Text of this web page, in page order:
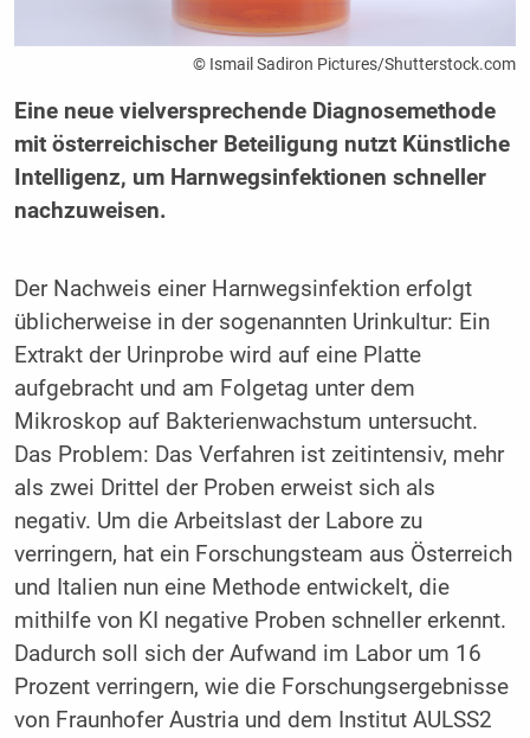
© Ismail Sadiron Pictures/Shutterstock.com
Eine neue vielversprechende Diagnosemethode
mit österreichischer Beteiligung nutzt Künstliche
Intelligenz, um Harnwegsinfektionen schneller
nachzuweisen.
Der Nachweis einer Harnwegsinfektion erfolgt
üblicherweise in der sogenannten Urinkultur: Ein
Extrakt der Urinprobe wird auf eine Platte
aufgebracht und am Folgetag unter dem
Mikroskop auf Bakterienwachstum untersucht.
Das Problem: Das Verfahren ist zeitintensiv, mehr
als zwei Drittel der Proben erweist sich als
negativ. Um die Arbeitslast der Labore zu
verringern, hat ein Forschungsteam aus Österreich
und Italien nun eine Methode entwickelt, die
mithilfe von KI negative Proben schneller erkennt.
Dadurch soll sich der Aufwand im Labor um 16
Prozent verringern, wie die Forschungsergebnisse
von Fraunhofer Austria und dem Institut AULSS2